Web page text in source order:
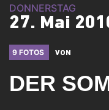
DONNERSTAG
27. Mai
9 FOTOS VON
DER